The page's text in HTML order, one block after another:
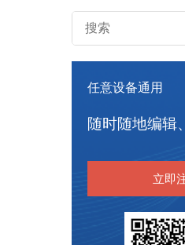
任意设备通用
随时随地编辑
立即